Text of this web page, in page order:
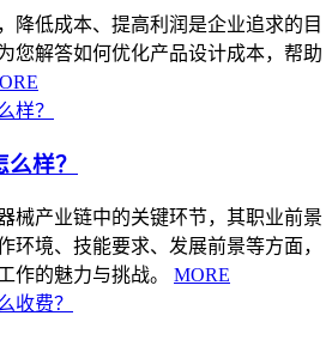
降低成本、提高利润是企业追求的目
您解答如何优化产品设计成本，帮助
样？
械产业链中的关键环节，其职业前景
环境、技能要求、发展前景等方面，
作的魅力与挑战。
MORE